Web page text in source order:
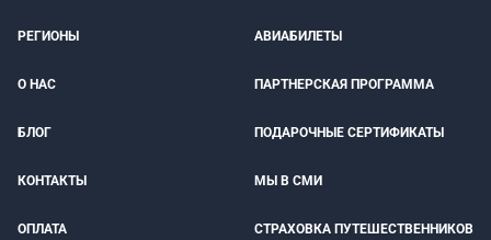
РЕГИОНЫ АВИАБИЛЕТЫ
О НАС ПАРТНЕРСКАЯ ПРОГРАММА
БЛОГ ПОДАРОЧНЫЕ СЕРТИФИКАТЫ
КОНТАКТЫ МЫ В СМИ
ОПЛАТА СТРАХОВКА ПУТЕШЕСТВЕННИКОВ